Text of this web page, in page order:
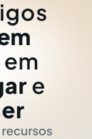
em
e
recursos